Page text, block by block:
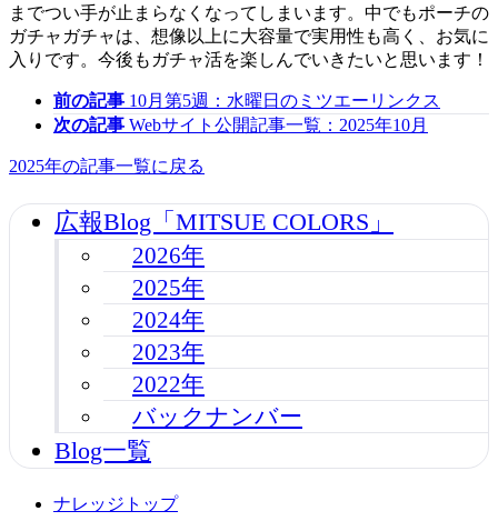
までつい手が止まらなくなってしまいます。中でもポーチの
ガチャガチャは、想像以上に大容量で実用性も高く、お気に
入りです。今後もガチャ活を楽しんでいきたいと思います！
前の記事 10月第5週：水曜日のミツエーリンクス
次の記事 Webサイト公開記事一覧：2025年10月
2025年の記事一覧に戻る
広報Blog「MITSUE COLORS」
2026年
2025年
2024年
2023年
2022年
バックナンバー
Blog一覧
ナレッジトップ